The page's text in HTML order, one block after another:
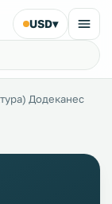
USD▾
Додеканес